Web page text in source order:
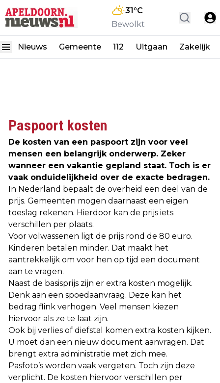
31°C
Bewolkt
Nieuws Gemeente 112 Uitgaan Zakelijk
Paspoort kosten
De kosten van een paspoort zijn voor veel
mensen een belangrijk onderwerp. Zeker
wanneer een vakantie gepland staat. Toch is er
vaak onduidelijkheid over de exacte bedragen.
In Nederland bepaalt de overheid een deel van de
prijs. Gemeenten mogen daarnaast een eigen
toeslag rekenen. Hierdoor kan de prijs iets
verschillen per plaats.
Voor volwassenen ligt de prijs rond de 80 euro.
Kinderen betalen minder. Dat maakt het
aantrekkelijk om voor hen op tijd een document
aan te vragen.
Naast de basisprijs zijn er extra kosten mogelijk.
Denk aan een spoedaanvraag. Deze kan het
bedrag flink verhogen. Veel mensen kiezen
hiervoor als ze te laat zijn.
Ook bij verlies of diefstal komen extra kosten kijken.
U moet dan een nieuw document aanvragen. Dat
brengt extra administratie met zich mee.
Pasfoto’s worden vaak vergeten. Toch zijn deze
verplicht. De kosten hiervoor verschillen per